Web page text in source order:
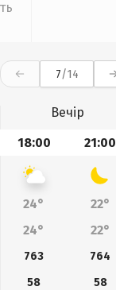
7/14
Вечір
18:00 21:00
24°
22°
24° 22°
763
764
58
58